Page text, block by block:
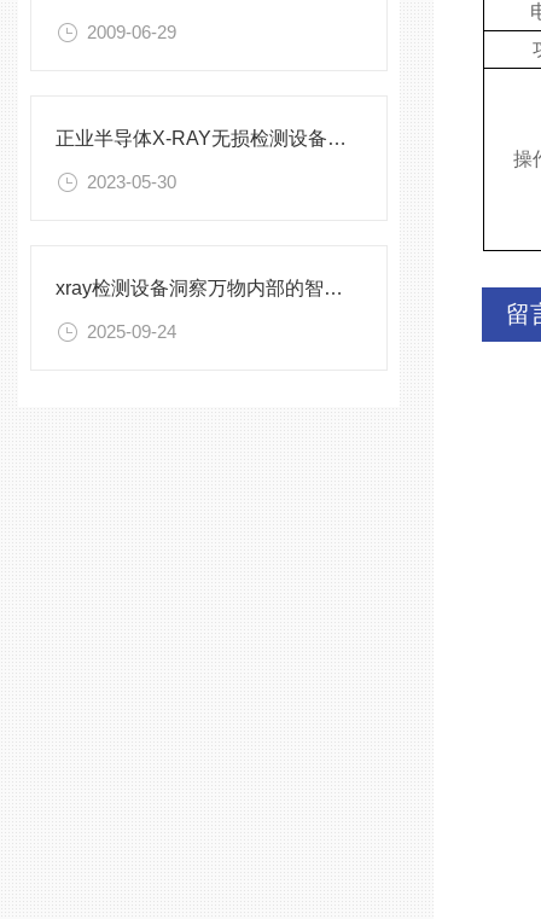
2009-06-29
正业半导体X-RAY无损检测设备的应用
2023-05-30
xray检测设备洞察万物内部的智慧之眼
2025-09-24
操
留